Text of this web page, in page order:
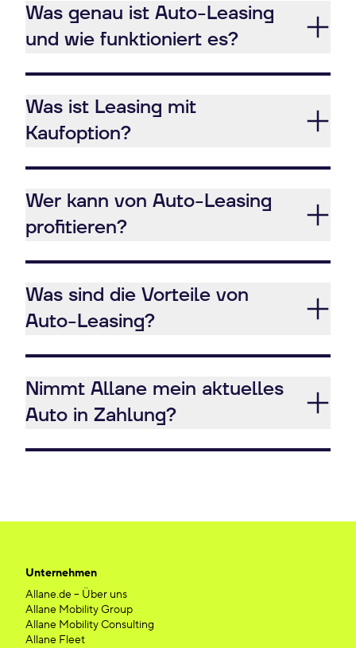
Was genau ist Auto-Leasing
und wie funktioniert es?
Was ist Leasing mit
Kaufoption?
Wer kann von Auto-Leasing
profitieren?
Was sind die Vorteile von
Auto-Leasing?
Nimmt Allane mein aktuelles
Auto in Zahlung?
Unternehmen
Allane.de – Über uns
Allane Mobility Group
Allane Mobility Consulting
Allane Fleet